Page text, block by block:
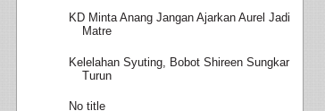
KD Minta Anang Jangan Ajarkan Aurel Jadi
Matre
Kelelahan Syuting, Bobot Shireen Sungkar
Turun
No title